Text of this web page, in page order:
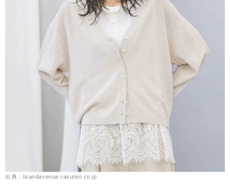
出典：brandavenue.rakuten.co.jp